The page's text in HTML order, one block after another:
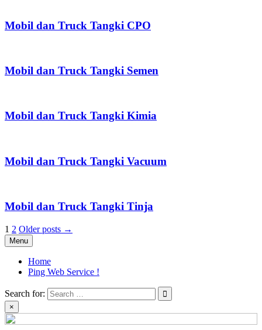
Mobil dan Truck Tangki CPO
Mobil dan Truck Tangki Semen
Mobil dan Truck Tangki Kimia
Mobil dan Truck Tangki Vacuum
Mobil dan Truck Tangki Tinja
Posts
pagination
1 2 Older posts →
Menu
Home
Ping Web Service !
Search for:
×